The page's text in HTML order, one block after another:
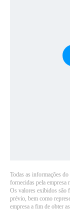
Todas as informações
fornecidas pela empresa
Os valores exibidos são
prévio, bem como
empresa a fim de obter